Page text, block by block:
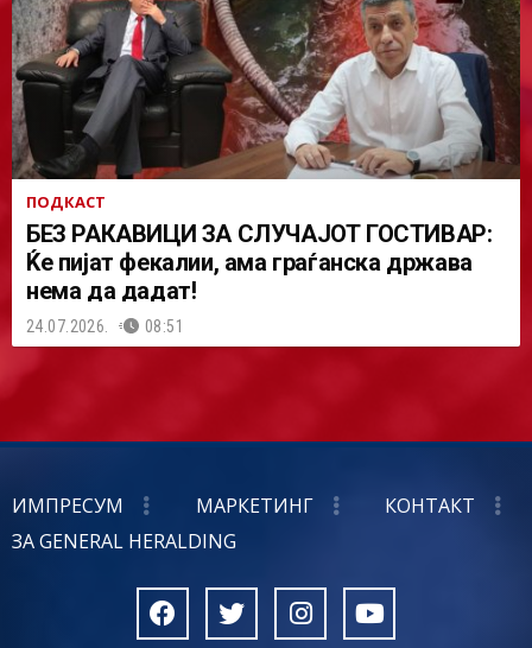
ПОДКАСТ
БЕЗ РАКАВИЦИ ЗА СЛУЧАЈОТ ГОСТИВАР:
Ќе пијат фекалии, ама граѓанска држава
нема да дадат!
24.07.2026. 08:51
ИМПРЕСУМ МАРКЕТИНГ
КОНТАКТ
ЗА GENERAL HERALDING